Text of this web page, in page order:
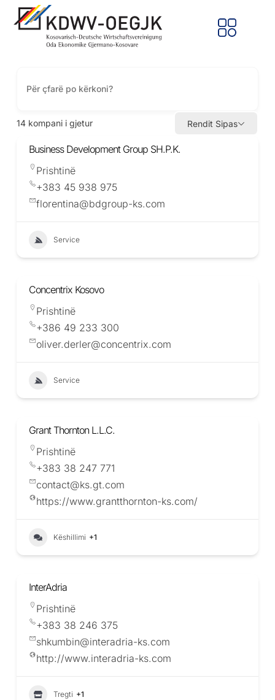
14 kompani i gjetur Rendit Sipas
Business Development Group SH.P.K.
Prishtinë
+383 45 938 975
florentina@bdgroup-ks.com
Service
Concentrix Kosovo
Prishtinë
+386 49 233 300
oliver.derler@concentrix.com
Service
Grant Thornton L.L.C.
Prishtinë
+383 38 247 771
contact@ks.gt.com
https://www.grantthornton-ks.com/
Këshillimi +1
InterAdria
Prishtinë
+383 38 246 375
shkumbin@interadria-ks.com
http://www.interadria-ks.com
Tregti +1